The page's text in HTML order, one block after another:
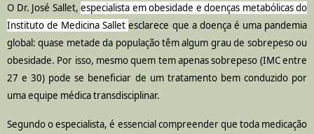
O Dr. José Sallet, especialista em obesidade e doenças metabólicas do
Instituto de Medicina Salletesclarece que a doença é uma pandemia
global: quase metade da população têm algum grau de sobrepeso ou
obesidade. Por isso, mesmo quem tem apenas sobrepeso (IMC entre
27 e 30) pode se beneficiar de um tratamento bem conduzido por
uma equipe médica transdisciplinar.
Segundo o especialista, é essencial compreender que toda medicação